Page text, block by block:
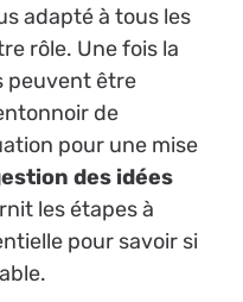
adapté à tous les
rôle. Une fois la
peuvent être
de
pour une mise
des idées
les étapes à
pour savoir si